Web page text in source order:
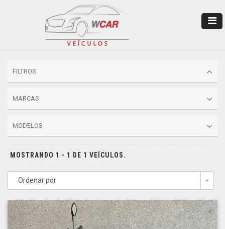
FILTROS
MARCAS
MODELOS
MOSTRANDO 1 - 1 DE 1 VEÍCULOS.
Ordenar por